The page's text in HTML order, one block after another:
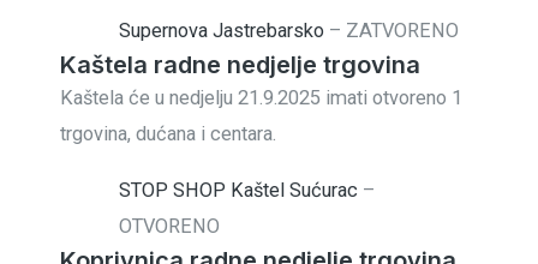
Supernova Jastrebarsko – ZATVORENO
Kaštela radne nedjelje trgovina
Kaštela će u nedjelju 21.9.2025 imati otvoreno 1
trgovina, dućana i centara.
STOP SHOP Kaštel Sućurac –
OTVORENO